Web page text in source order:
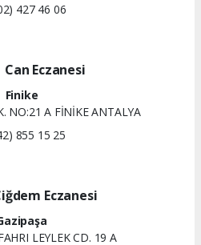
427 46 06
Can Eczanesi
Finike
NO:21 A FİNİKE ANTALYA
855 15 25
Eczanesi
LEYLEK CD. 19 A